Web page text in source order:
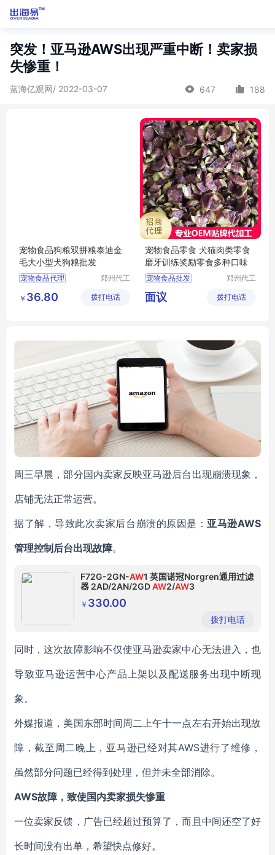
突发！亚马逊AWS出现严重中断！卖家损
失惨重！
蓝海亿观网/ 2022-03-07 647 188
宠物食品狗粮双拼粮泰迪金
毛大小型犬狗粮批发
宠物食品代理
宠物食品加工
郑州代工
技有限公
￥ 36.80 拨打电话
宠物食品零食 犬猫肉类零食
磨牙训练奖励零食多种口味
宠物食品批发
宠物食品定制
宠物食品招商
郑州代工
技有限公
面议 拨打电话
周三早晨，部分国内卖家反映亚马逊后台出现崩溃现象，
店铺无法正常运营。
据了解，导致此次卖家后台崩溃的原因是：亚马逊AWS
管理控制后台出现故障。
F72G-2GN-AW1 英国诺冠Norgren通用过滤
器 2AD/2AN/2GDAW2/AW3
￥ 330.00
拨打电话
同时，这次故障影响不仅使亚马逊卖家中心无法进入，也
导致亚马逊运营中心产品上架以及配送服务出现中断现
象。
外媒报道，美国东部时间周二上午十一点左右开始出现故
障，截至周二晚上，亚马逊已经对其AWS进行了维修，
虽然部分问题已经得到处理，但并未全部消除。
AWS故障，致使国内卖家损失惨重
一位卖家反馈，广告已经超过预算了，而且中间还空了好
长时间没有出单，希望快点修好。